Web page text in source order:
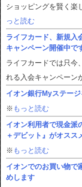
ショッピングを賢く楽
っと読む
ライフカード、新規入
キャンペーン開催中で
ライフカードでは只今
れる入会キャンペーン
イオン銀行Myステー
※ もっと読む
イオン利用者で現金派
＋デビット』がオスス
※ もっと読む
イオンでのお買い物で
めします